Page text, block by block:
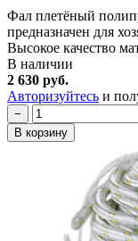
Фал плетёный
предназначен для
Высокое качество
В наличии
2 630 руб.
Авторизуйтесь и
−
В корзину